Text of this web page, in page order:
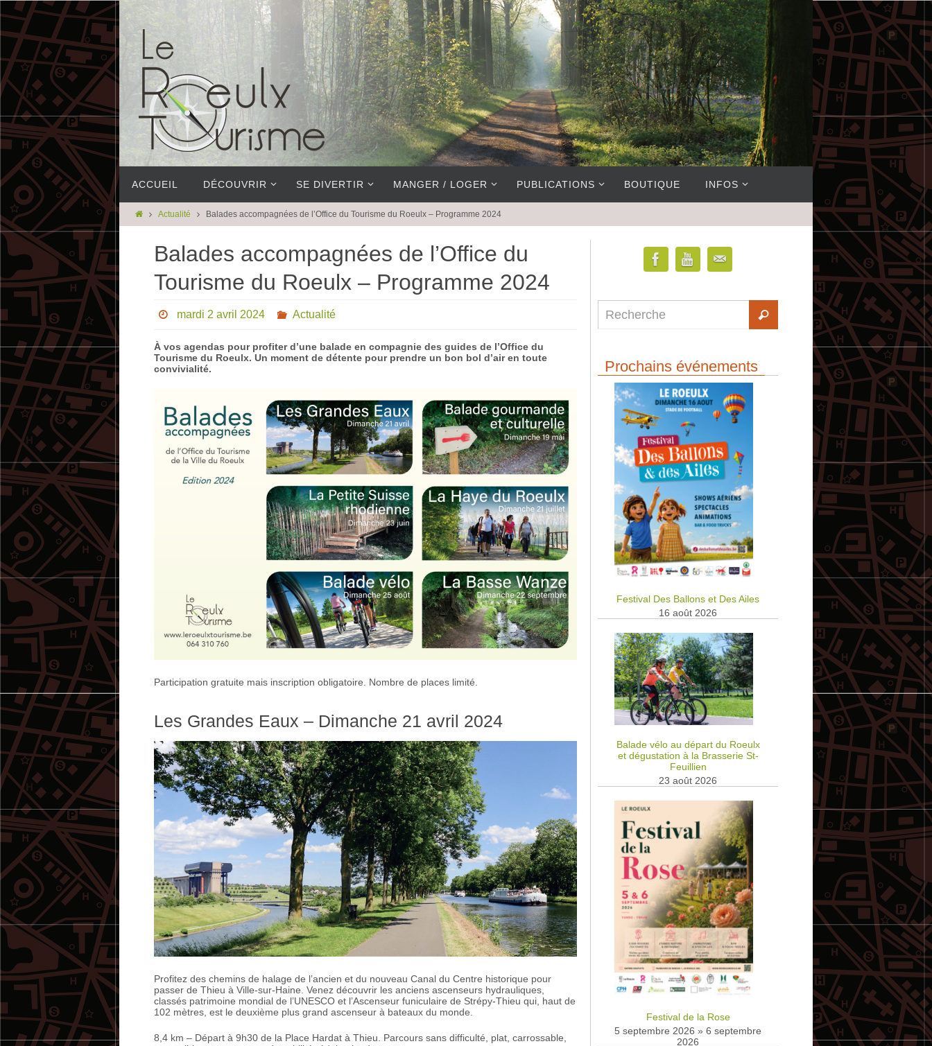
ACCUEIL DÉCOUVRIR SE DIVERTIR MANGER / LOGER PUBLICATIONS BOUTIQUE INFOS
Actualité Balades accompagnées de l’Office du Tourisme du Roeulx – Programme 2024
Balades accompagnées de l’Office du
Tourisme du Roeulx – Programme 2024
mardi 2 avril 2024 Actualité
À vos agendas pour profiter d’une balade en compagnie des guides de l’Office du
Tourisme du Roeulx. Un moment de détente pour prendre un bon bol d’air en toute
convivialité.
Participation gratuite mais inscription obligatoire. Nombre de places limité.
Les Grandes Eaux – Dimanche 21 avril 2024
Profitez des chemins de halage de l’ancien et du nouveau Canal du Centre historique pour
passer de Thieu à Ville-sur-Haine. Venez découvrir les anciens ascenseurs hydrauliques,
classés patrimoine mondial de l’UNESCO et l’Ascenseur funiculaire de Strépy-Thieu qui, haut de
102 mètres, est le deuxième plus grand ascenseur à bateaux du monde.
8,4 km – Départ à 9h30 de la Place Hardat à Thieu. Parcours sans difficulté, plat, carrossable,
Prochains événements
Festival Des Ballons et Des Ailes
16 août 2026
Balade vélo au départ du Roeulx
et dégustation à la Brasserie St-
Feuillien
23 août 2026
Festival de la Rose
5 septembre 2026 » 6 septembre
2026